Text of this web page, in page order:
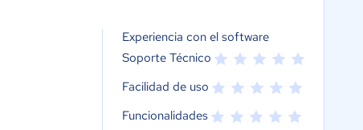
Experiencia con el software
Soporte Técnico
Facilidad de uso
Funcionalidades